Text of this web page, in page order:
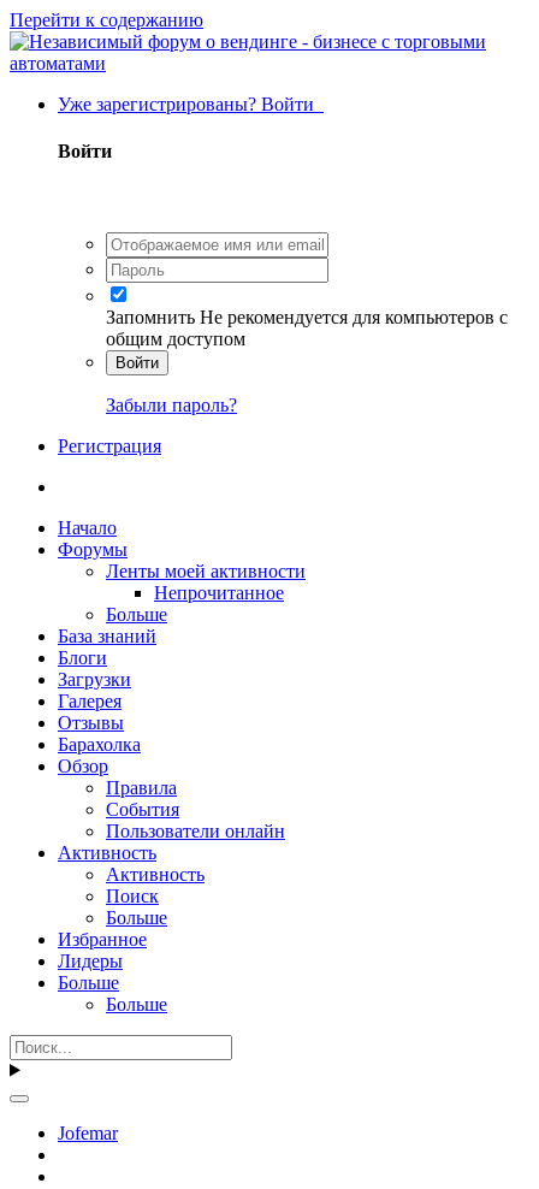
Перейти к содержанию
Уже зарегистрированы? Войти
Войти
Запомнить Не рекомендуется для компьютеров с
общим доступом
Войти
Забыли пароль?
Регистрация
Начало
Форумы
Ленты моей активности
Непрочитанное
Больше
База знаний
Блоги
Загрузки
Галерея
Отзывы
Барахолка
Обзор
Правила
События
Пользователи онлайн
Активность
Активность
Поиск
Больше
Избранное
Лидеры
Больше
Больше
Jofemar